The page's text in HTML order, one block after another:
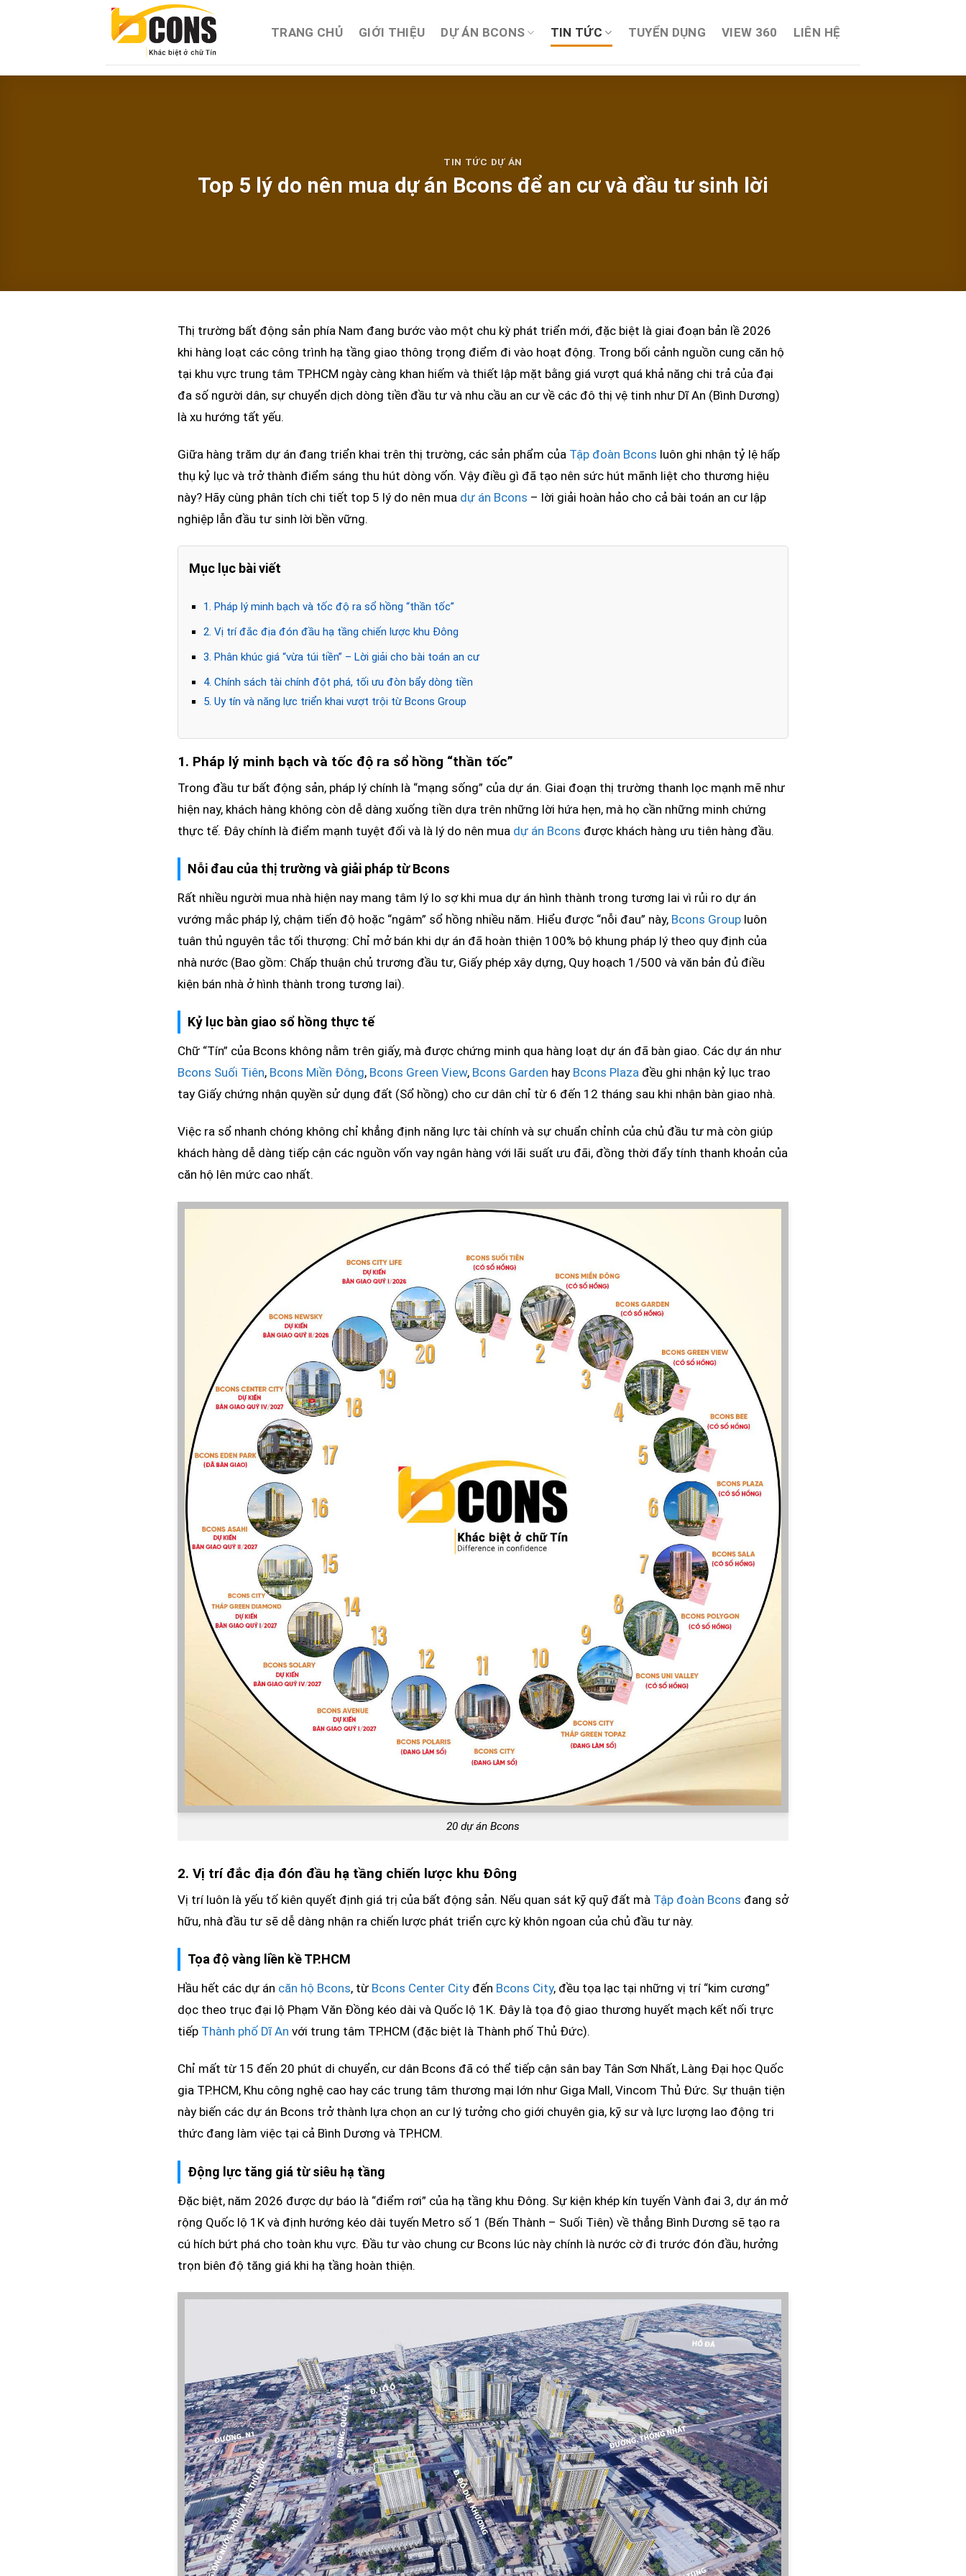
dung
TRANG CHỦ GIỚI THIỆU DỰ ÁN BCONS TIN TỨC TUYỂN DỤNG VIEW 360 LIÊN HỆ
TIN TỨC DỰ ÁN
Top 5 lý do nên mua dự án Bcons để an cư và đầu tư sinh lời
Thị trường bất động sản phía Nam đang bước vào một chu kỳ phát triển mới, đặc biệt là giai đoạn bản lề 2026
khi hàng loạt các công trình hạ tầng giao thông trọng điểm đi vào hoạt động. Trong bối cảnh nguồn cung căn hộ
tại khu vực trung tâm TP.HCM ngày càng khan hiếm và thiết lập mặt bằng giá vượt quá khả năng chi trả của đại
đa số người dân, sự chuyển dịch dòng tiền đầu tư và nhu cầu an cư về các đô thị vệ tinh như Dĩ An (Bình Dương)
là xu hướng tất yếu.
Giữa hàng trăm dự án đang triển khai trên thị trường, các sản phẩm của Tập đoàn Bcons luôn ghi nhận tỷ lệ hấp
thụ kỷ lục và trở thành điểm sáng thu hút dòng vốn. Vậy điều gì đã tạo nên sức hút mãnh liệt cho thương hiệu
này? Hãy cùng phân tích chi tiết top 5 lý do nên mua dự án Bcons – lời giải hoàn hảo cho cả bài toán an cư lập
nghiệp lẫn đầu tư sinh lời bền vững.
Mục lục bài viết
1. Pháp lý minh bạch và tốc độ ra sổ hồng “thần tốc”
2. Vị trí đắc địa đón đầu hạ tầng chiến lược khu Đông
3. Phân khúc giá “vừa túi tiền” – Lời giải cho bài toán an cư
4. Chính sách tài chính đột phá, tối ưu đòn bẩy dòng tiền
5. Uy tín và năng lực triển khai vượt trội từ Bcons Group
1. Pháp lý minh bạch và tốc độ ra sổ hồng “thần tốc”
Trong đầu tư bất động sản, pháp lý chính là “mạng sống” của dự án. Giai đoạn thị trường thanh lọc mạnh mẽ như
hiện nay, khách hàng không còn dễ dàng xuống tiền dựa trên những lời hứa hẹn, mà họ cần những minh chứng
thực tế. Đây chính là điểm mạnh tuyệt đối và là lý do nên mua dự án Bcons được khách hàng ưu tiên hàng đầu.
Nỗi đau của thị trường và giải pháp từ Bcons
Rất nhiều người mua nhà hiện nay mang tâm lý lo sợ khi mua dự án hình thành trong tương lai vì rủi ro dự án
vướng mắc pháp lý, chậm tiến độ hoặc “ngâm” sổ hồng nhiều năm. Hiểu được “nỗi đau” này, Bcons Group luôn
tuân thủ nguyên tắc tối thượng: Chỉ mở bán khi dự án đã hoàn thiện 100% bộ khung pháp lý theo quy định của
nhà nước (Bao gồm: Chấp thuận chủ trương đầu tư, Giấy phép xây dựng, Quy hoạch 1/500 và văn bản đủ điều
kiện bán nhà ở hình thành trong tương lai).
Kỷ lục bàn giao sổ hồng thực tế
Chữ “Tín” của Bcons không nằm trên giấy, mà được chứng minh qua hàng loạt dự án đã bàn giao. Các dự án như
Bcons Suối Tiên, Bcons Miền Đông, Bcons Green View, Bcons Garden hay Bcons Plaza đều ghi nhận kỷ lục trao
tay Giấy chứng nhận quyền sử dụng đất (Sổ hồng) cho cư dân chỉ từ 6 đến 12 tháng sau khi nhận bàn giao nhà.
Việc ra sổ nhanh chóng không chỉ khẳng định năng lực tài chính và sự chuẩn chỉnh của chủ đầu tư mà còn giúp
khách hàng dễ dàng tiếp cận các nguồn vốn vay ngân hàng với lãi suất ưu đãi, đồng thời đẩy tính thanh khoản của
căn hộ lên mức cao nhất.
20 dự án Bcons
2. Vị trí đắc địa đón đầu hạ tầng chiến lược khu Đông
Vị trí luôn là yếu tố kiên quyết định giá trị của bất động sản. Nếu quan sát kỹ quỹ đất mà Tập đoàn Bcons đang sở
hữu, nhà đầu tư sẽ dễ dàng nhận ra chiến lược phát triển cực kỳ khôn ngoan của chủ đầu tư này.
Tọa độ vàng liền kề TP.HCM
Hầu hết các dự án căn hộ Bcons, từ Bcons Center City đến Bcons City, đều tọa lạc tại những vị trí “kim cương”
dọc theo trục đại lộ Phạm Văn Đồng kéo dài và Quốc lộ 1K. Đây là tọa độ giao thương huyết mạch kết nối trực
tiếp Thành phố Dĩ An với trung tâm TP.HCM (đặc biệt là Thành phố Thủ Đức).
Chỉ mất từ 15 đến 20 phút di chuyển, cư dân Bcons đã có thể tiếp cận sân bay Tân Sơn Nhất, Làng Đại học Quốc
gia TP.HCM, Khu công nghệ cao hay các trung tâm thương mại lớn như Giga Mall, Vincom Thủ Đức. Sự thuận tiện
này biến các dự án Bcons trở thành lựa chọn an cư lý tưởng cho giới chuyên gia, kỹ sư và lực lượng lao động tri
thức đang làm việc tại cả Bình Dương và TP.HCM.
Động lực tăng giá từ siêu hạ tầng
Đặc biệt, năm 2026 được dự báo là “điểm rơi” của hạ tầng khu Đông. Sự kiện khép kín tuyến Vành đai 3, dự án mở
rộng Quốc lộ 1K và định hướng kéo dài tuyến Metro số 1 (Bến Thành – Suối Tiên) về thẳng Bình Dương sẽ tạo ra
cú hích bứt phá cho toàn khu vực. Đầu tư vào chung cư Bcons lúc này chính là nước cờ đi trước đón đầu, hưởng
trọn biên độ tăng giá khi hạ tầng hoàn thiện.